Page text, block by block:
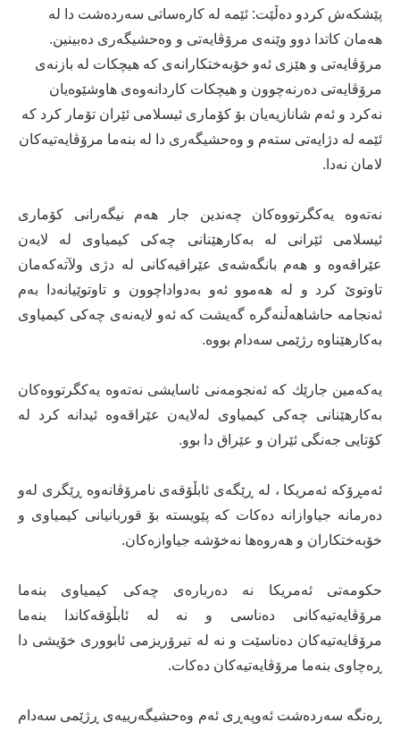
پێشكەش كردو دەڵێت: ئێمە لە كارەساتی سەردەشت دا لە
هەمان كاتدا دوو وێنەی مرۆڤایەتی و وەحشیگەری دەبینین.
مرۆڤایەتی و هێزی ئەو خۆبەختكارانەی كە هیچكات لە بازنەی
مرۆڤایەتی دەرنەچوون و هیچكات كاردانەوەی هاوشێوەیان
نەكرد و ئەم شانازیەیان بۆ كۆماری ئیسلامی ئێران تۆمار كرد كە
ئێمە لە دژایەتی ستەم و وەحشیگەری دا لە بنەما مرۆڤایەتیەكان
لامان نەدا.
نەتەوە یەكگرتووەكان چەندین جار هەم نیگەرانی كۆماری
ئیسلامی ئێرانی لە بەكارهێنانی چەكی كیمیاوی لە لایەن
عێراقەوە و هەم بانگەشەی عێراقیەكانی لە دژی ولآتەكەمان
تاوتوێ كرد و لە هەموو ئەو بەدواداچوون و تاوتوێیانەدا بەم
ئەنجامە حاشاهەڵنەگرە گەیشت كە ئەو لایەنەی چەكی كیمیاوی
بەكارهێناوە رژێمی سەدام بووە.
یەكەمین جارێك كە ئەنجومەنی ئاسایشی نەتەوە یەكگرتووەكان
بەكارهێنانی چەكی كیمیاوی لەلایەن عێراقەوە ئیدانە كرد لە
كۆتایی جەنگی ئێران و عێراق دا بوو.
ئەمڕۆكە ئەمریكا ، لە ڕێگەی ئابڵۆقەی نامرۆڤانەوە ڕێگری لەو
دەرمانە جیاوازانە دەكات كە پێویستە بۆ قوربانیانی كیمیاوی و
خۆبەختكاران و هەروەها نەخۆشە جیاوازەكان.
حكومەتی ئەمریكا نە دەربارەی چەكی كیمیاوی بنەما
مرۆڤایەتیەكانی دەناسی و نە لە ئابڵۆقەكاندا بنەما
مرۆڤایەتیەكان دەناسێت و نە لە تیرۆریزمی ئابووری خۆیشی دا
ڕەچاوی بنەما مرۆڤایەتیەكان دەكات.
ڕەنگە سەردەشت ئەوپەڕی ئەم وەحشیگەرییەی ڕژێمی سەدام